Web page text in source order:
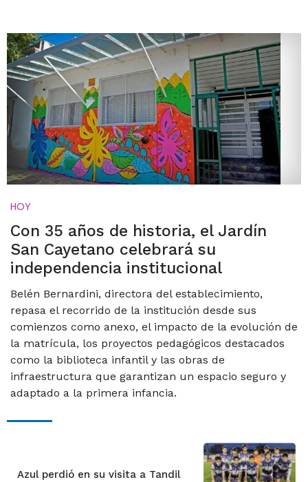
HOY
Con 35 años de historia, el Jardín
San Cayetano celebrará su
independencia institucional
Belén Bernardini, directora del establecimiento,
repasa el recorrido de la institución desde sus
comienzos como anexo, el impacto de la evolución de
la matrícula, los proyectos pedagógicos destacados
como la biblioteca infantil y las obras de
infraestructura que garantizan un espacio seguro y
adaptado a la primera infancia.
Azul perdió en su visita a Tandil